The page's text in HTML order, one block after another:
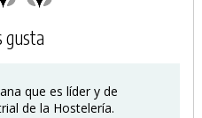
gusta
que es líder y de
de la Hostelería.